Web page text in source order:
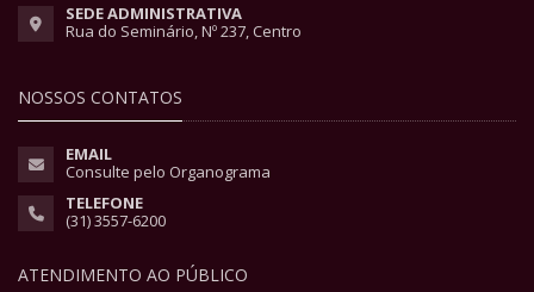
SEDE ADMINISTRATIVA
Rua do Seminário, Nº 237, Centro
NOSSOS CONTATOS
EMAIL
Consulte pelo Organograma
TELEFONE
(31) 3557-6200
ATENDIMENTO AO PÚBLICO